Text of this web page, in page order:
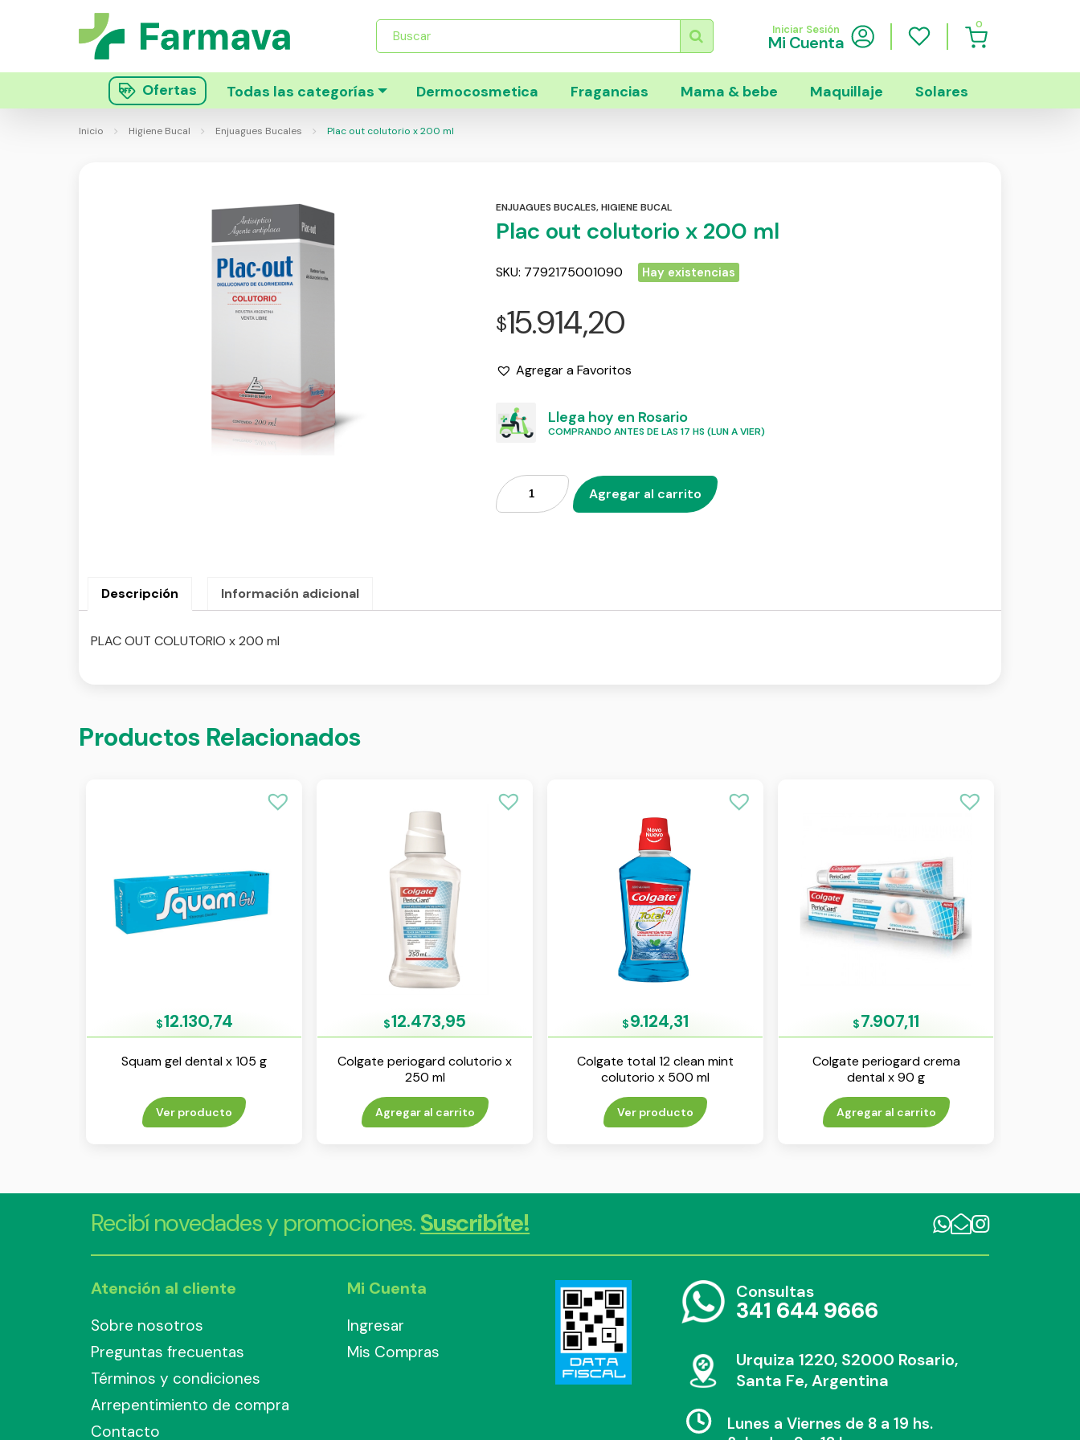
Búsqueda
productos
Iniciar Sesión
Mi Cuenta
0
Ofertas Todas las categorías Dermocosmetica Fragancias Mama & bebe Maquillaje Solares
Inicio Higiene Bucal Enjuagues Bucales Plac out colutorio x 200 ml
ENJUAGUES BUCALES,HIGIENE BUCAL
Plac out colutorio x 200 ml
SKU: 7792175001090 Hay existencias
$15.914,20
Agregar a Favoritos
Llega hoy en Rosario
COMPRANDO ANTES DE LAS 17 HS (LUN A VIER)
Agregar al carrito
Descripción Información adicional
PLAC OUT COLUTORIO x 200 ml
Productos Relacionados
$12.130,74
Squam gel dental x 105 g
Ver producto
$12.473,95
Colgate periogard colutorio x
250 ml
Agregar al carrito
$9.124,31
Colgate total 12 clean mint
colutorio x 500 ml
Ver producto
$7.907,11
Colgate periogard crema
dental x 90 g
Agregar al carrito
Recibí novedades y promociones.Suscribíte!
Atención al cliente
Sobre nosotros
Preguntas frecuentas
Términos y condiciones
Arrepentimiento de compra
Contacto
Mi Cuenta
Ingresar
Mis Compras
Consultas
341 644 9666
Urquiza 1220, S2000 Rosario,
Santa Fe, Argentina
Lunes a Viernes de 8 a 19 hs.